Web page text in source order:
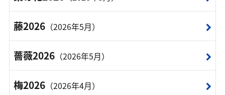
藤2026（2026年5月）
薔薇2026（2026年5月）
梅2026（2026年4月）